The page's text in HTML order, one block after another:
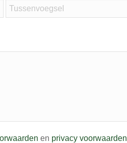
en privacy voorwaarden